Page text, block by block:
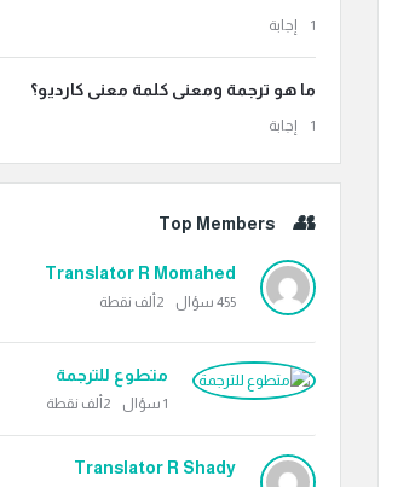
‫1 إجابة
ما هو ترجمة ومعنى كلمة معنى كارديو؟
‫1 إجابة
Top Members
Translator R Momahed
455 سؤال 2ألف نقطة
متطوع للترجمة
1 سؤال 2ألف نقطة
Translator R Shady